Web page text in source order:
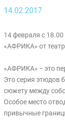
14.02.2017
14 февраля с
«АФРИКА» от
«АФРИКА» − это
Это серия этюдов
сюжету между
Особое место
привычные